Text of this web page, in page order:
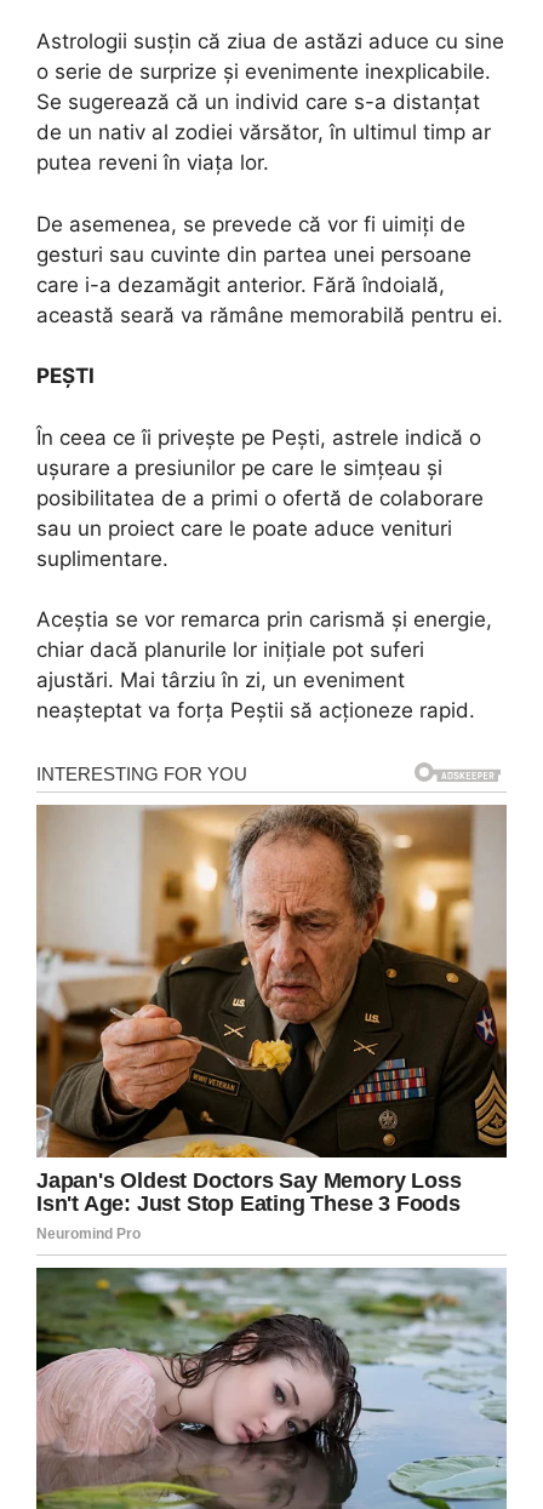
Astrologii susțin că ziua de astăzi aduce cu sine
o serie de surprize și evenimente inexplicabile.
Se sugerează că un individ care s-a distanțat
de un nativ al zodiei vărsător, în ultimul timp ar
putea reveni în viața lor.
De asemenea, se prevede că vor fi uimiți de
gesturi sau cuvinte din partea unei persoane
care i-a dezamăgit anterior. Fără îndoială,
această seară va rămâne memorabilă pentru ei.
PEŞTI
În ceea ce îi privește pe Pești, astrele indică o
ușurare a presiunilor pe care le simțeau și
posibilitatea de a primi o ofertă de colaborare
sau un proiect care le poate aduce venituri
suplimentare.
Aceștia se vor remarca prin carismă și energie,
chiar dacă planurile lor inițiale pot suferi
ajustări. Mai târziu în zi, un eveniment
neașteptat va forța Peștii să acționeze rapid.